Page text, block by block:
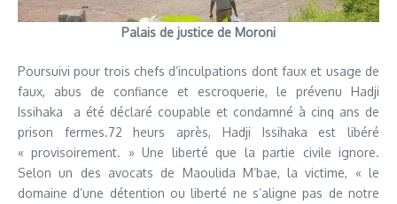
Palais de justice de Moroni
Poursuivi pour trois chefs d’inculpations dont faux et usage de
faux, abus de confiance et escroquerie, le prévenu Hadji
Issihaka a été déclaré coupable et condamné à cinq ans de
prison fermes.72 heurs après, Hadji Issihaka est libéré
« provisoirement. » Une liberté que la partie civile ignore.
Selon un des avocats de Maoulida M’bae, la victime, « le
domaine d’une détention ou liberté ne s’aligne pas de notre